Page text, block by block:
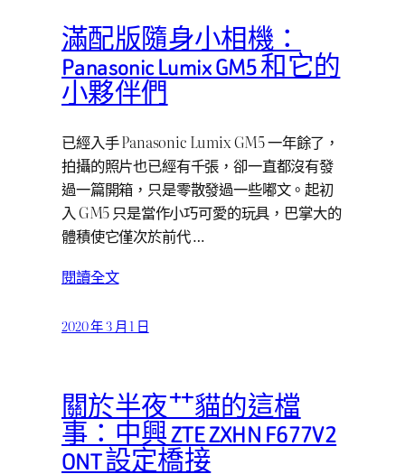
滿配版隨身小相機：
Panasonic Lumix GM5 和它的
小夥伴們
已經入手 Panasonic Lumix GM5 一年餘了，
拍攝的照片也已經有千張，卻一直都沒有發
過一篇開箱，只是零散發過一些嘟文。起初
入 GM5 只是當作小巧可愛的玩具，巴掌大的
體積使它僅次於前代 …
閱讀全文
2020 年 3 月 1 日
關於半夜艹貓的這檔
事：中興 ZTE ZXHN F677V2
ONT 設定橋接